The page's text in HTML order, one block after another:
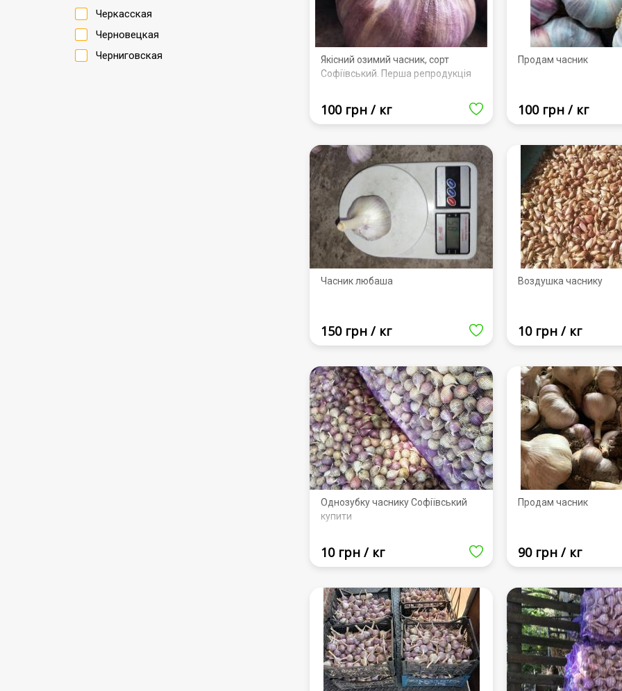
Черкасская
Черновецкая
Черниговская
Якісний озимий часник, сорт
Софіївський. Перша репродукція
100 грн / кг
Продам часник
100 грн / кг
Часник любаша
150 грн / кг
Воздушка часнику
10 грн / кг
Однозубку часнику Софіївський
купити
10 грн / кг
Продам часник
90 грн / кг